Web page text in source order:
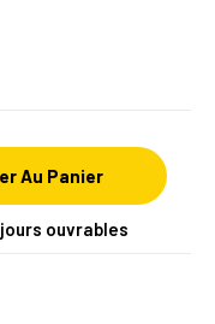
Au Panier
ouvrables